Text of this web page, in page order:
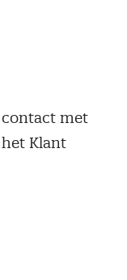
contact met
Klant